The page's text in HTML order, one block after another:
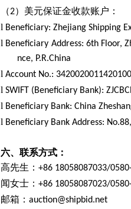
（2）美元保证金收款账户：
l Beneficiary: Zhejiang Shipping
l Beneficiary Address: 6th Floor,
nce, P.R.China
l Account No.:
l SWIFT (Beneficiary Bank):
l Beneficiary Bank: China
l Beneficiary Bank Address:
六、联系方式 ：
高先生： +86 18058087033/
闻女士： +86 18058087023/
邮箱： auction@shipbid.net